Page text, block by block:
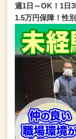
週1日～OK！1日
1.5万円保障！性